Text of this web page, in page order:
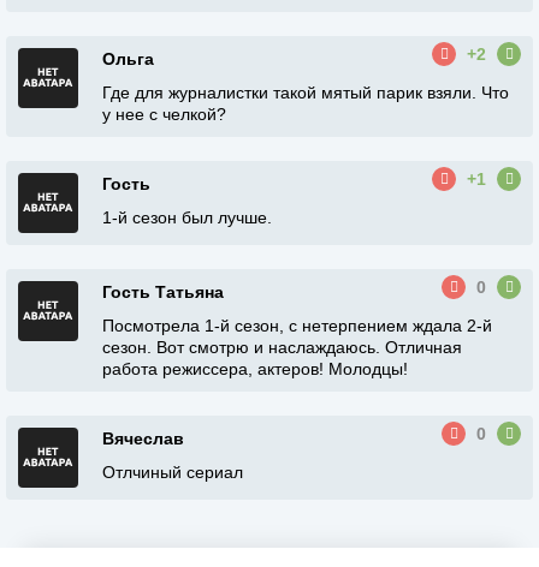
Ольга
+2
Где для журналистки такой мятый парик взяли. Что
у нее с челкой?
Гость
+1
1-й сезон был лучше.
Гость Татьяна
0
Посмотрела 1-й сезон, с нетерпением ждала 2-й
сезон. Вот смотрю и наслаждаюсь. Отличная
работа режиссера, актеров! Молодцы!
Вячеслав
0
Отлчиный сериал